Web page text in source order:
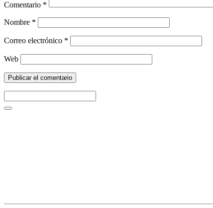
Comentario *
Nombre *
Correo electrónico *
Web